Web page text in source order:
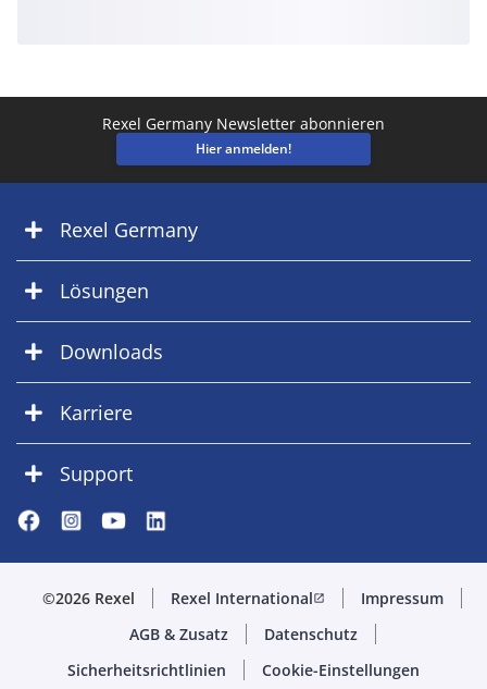
Rexel Germany Newsletter abonnieren
Hier anmelden!
Rexel Germany
Lösungen
Downloads
Karriere
Support
©2026 Rexel Rexel Internationalopen_in_new
Impressum
AGB & Zusatz
Datenschutz
Sicherheitsrichtlinien
Cookie-Einstellungen